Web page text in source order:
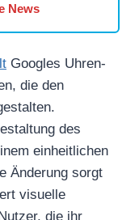
News
Googles Uhren-
die den
des
einheitlichen
Änderung sorgt
visuelle
die ihr